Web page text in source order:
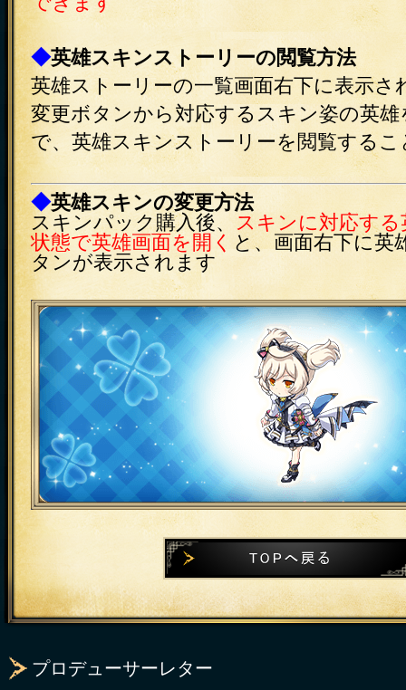
◆英雄スキンストーリーの閲覧方法
英雄ストーリーの一覧画面右下に表示さ
変更ボタンから対応するスキン姿の英
で、英雄スキンストーリーを閲覧する
◆英雄スキンの変更方法
スキンパック購入後、 スキンに対応す
状態で英雄画面を開く と、画面右下に英
タンが表示されます
プロデューサーレター